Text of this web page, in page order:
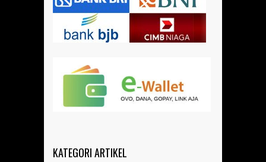
KATEGORI ARTIKEL